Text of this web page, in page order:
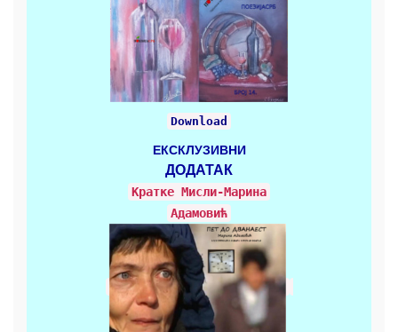
Download
ЕКСКЛУЗИВНИ
ДОДАТАК
Кратке Mисли-Марина
Адамовић